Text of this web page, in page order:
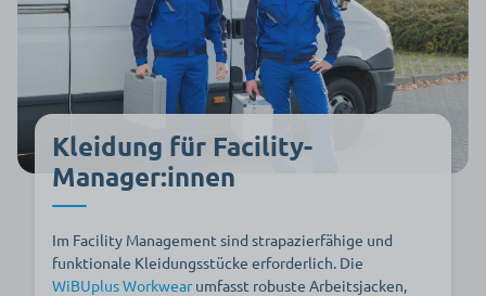
Kleidung für Facility-
Manager:innen
Im Facility Management sind strapazierfähige und
funktionale Kleidungsstücke erforderlich. Die
WiBUplus Workwear umfasst robuste Arbeitsjacken,